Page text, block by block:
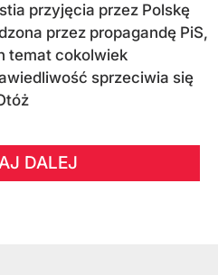
przyjęcia przez Polskę
przez propagandę PiS,
temat cokolwiek
sprzeciwia się
DALEJ